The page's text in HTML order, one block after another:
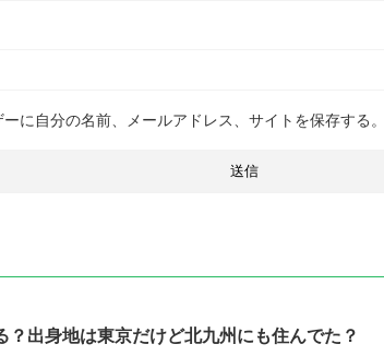
に自分の名前、メールアドレス、サイトを保存する。
？出身地は東京だけど北九州にも住んでた？